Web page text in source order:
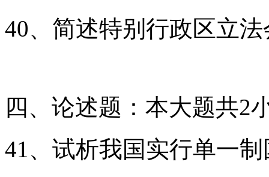
40、简述特别行政区立
四、论述题：本大题共2
41、试析我国实行单一